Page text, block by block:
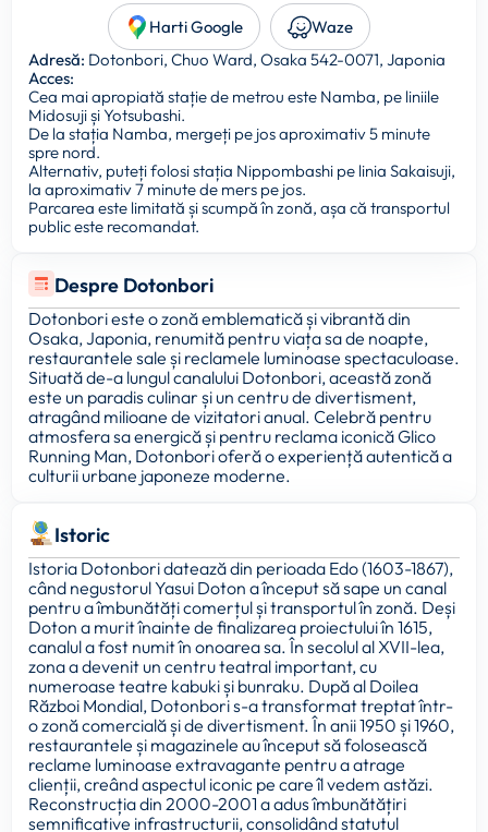
Despre Dotonbori
Dotonbori este o zonă emblematică și vibrantă din
Osaka, Japonia, renumită pentru viața sa de noapte,
restaurantele sale și reclamele luminoase spectaculoase.
Situată de-a lungul canalului Dotonbori, această zonă
este un paradis culinar și un centru de divertisment,
atragând milioane de vizitatori anual. Celebră pentru
atmosfera sa energică și pentru reclama iconică Glico
Running Man, Dotonbori oferă o experiență autentică a
culturii urbane japoneze moderne.
Istoric
Istoria Dotonbori datează din perioada Edo (1603-1867),
când negustorul Yasui Doton a început să sape un canal
pentru a îmbunătăți comerțul și transportul în zonă. Deși
Doton a murit înainte de finalizarea proiectului în 1615,
canalul a fost numit în onoarea sa. În secolul al XVII-lea,
zona a devenit un centru teatral important, cu
numeroase teatre kabuki și bunraku. După al Doilea
Război Mondial, Dotonbori s-a transformat treptat într-
o zonă comercială și de divertisment. În anii 1950 și 1960,
restaurantele și magazinele au început să folosească
reclame luminoase extravagante pentru a atrage
clienții, creând aspectul iconic pe care îl vedem astăzi.
Reconstrucția din 2000-2001 a adus îmbunătățiri
semnificative infrastructurii, consolidând statutul
Harti Google
Waze
Adresă: Dotonbori, Chuo Ward, Osaka 542-0071, Japonia
Acces:
Cea mai apropiată stație de metrou este Namba, pe liniile
Midosuji și Yotsubashi.
De la stația Namba, mergeți pe jos aproximativ 5 minute
spre nord.
Alternativ, puteți folosi stația Nippombashi pe linia Sakaisuji,
la aproximativ 7 minute de mers pe jos.
Parcarea este limitată și scumpă în zonă, așa că transportul
public este recomandat.